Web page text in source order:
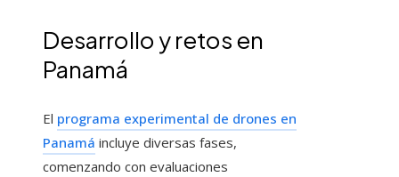
Desarrollo y retos en
Panamá
El programa experimental de drones en
Panamá incluye diversas fases,
comenzando con evaluaciones